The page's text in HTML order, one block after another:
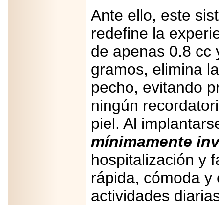
Ante ello, este
redefine la
de apenas 0.8 cc
gramos, elimina
pecho, evitando
ningún
piel. Al
mínimamente
hospitalización y
rápida, cómoda y
actividades